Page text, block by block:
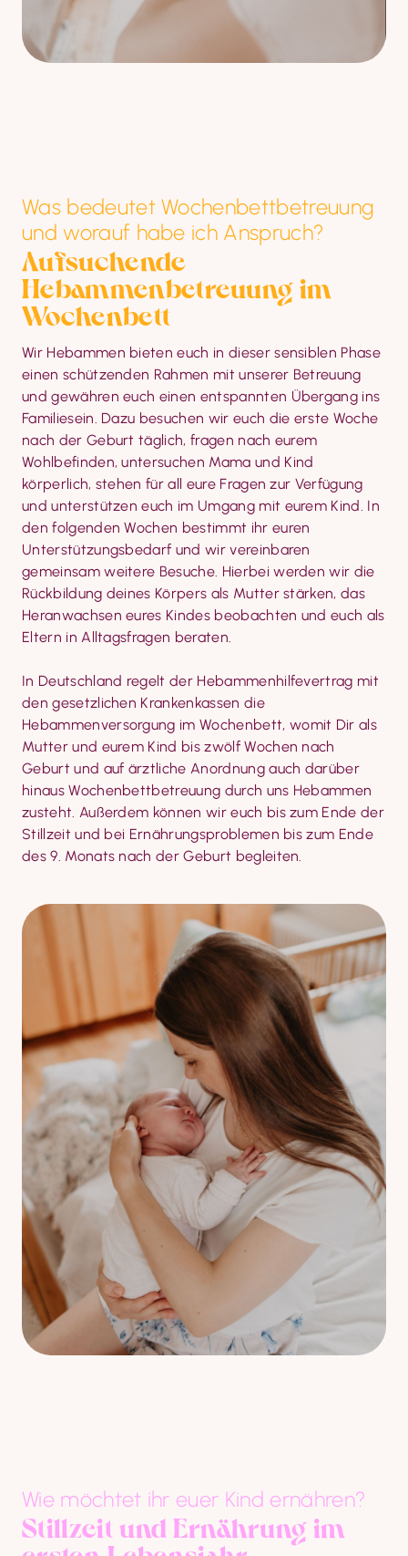
Was bedeutet Wochenbettbetreuung
und worauf habe ich Anspruch?
Aufsuchende
Hebammenbetreuung im
Wochenbett
Wir Hebammen bieten euch in dieser sensiblen Phase
einen schützenden Rahmen mit unserer Betreuung
und gewähren euch einen entspannten Übergang ins
Familiesein. Dazu besuchen wir euch die erste Woche
nach der Geburt täglich, fragen nach eurem
Wohlbefinden, untersuchen Mama und Kind
körperlich, stehen für all eure Fragen zur Verfügung
und unterstützen euch im Umgang mit eurem Kind. In
den folgenden Wochen bestimmt ihr euren
Unterstützungs­bedarf und wir vereinbaren
gemeinsam weitere Besuche. Hierbei werden wir die
Rückbildung deines Körpers als Mutter stärken, das
Heranwachsen eures Kindes beobachten und euch als
Eltern in Alltagsfragen beraten.
In Deutschland regelt der Hebammenhilfevertrag mit
den gesetzlichen Krankenkassen die
Hebammenversorgung im Wochenbett, womit Dir als
Mutter und eurem Kind bis zwölf Wochen nach
Geburt und auf ärztliche Anordnung auch darüber
hinaus Wochenbettbetreuung durch uns Hebammen
zusteht. Außerdem können wir euch bis zum Ende der
Stillzeit und bei Ernährungs­problemen bis zum Ende
des 9. Monats nach der Geburt begleiten.
Wie möchtet ihr euer Kind ernähren?
Stillzeit und Ernährung im